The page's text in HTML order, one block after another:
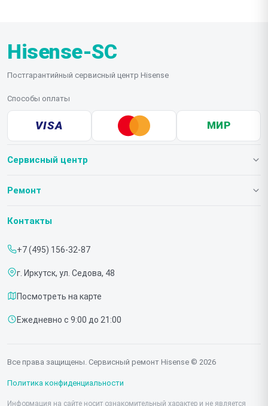
Hisense-SC
Постгарантийный сервисный центр Hisense
Способы оплаты
VISA МИР
Сервисный центр
О нашем сервисе
Срочный ремонт
Доставка и способы оплаты
Диагностика
Контакты
Ремонт
Телевизоров
Проекторов
Контакты
+7 (495) 156-32-87
г. Иркутск, ул. Седова, 48
Посмотреть на карте
Ежедневно с 9:00 до 21:00
Все права защищены. Сервисный ремонт Hisense © 2026
Политика конфиденциальности
Информация на сайте носит ознакомительный характер и не является